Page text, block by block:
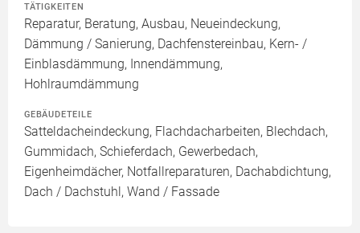
TÄTIGKEITEN
Reparatur, Beratung, Ausbau, Neueindeckung,
Dämmung / Sanierung, Dachfenstereinbau, Kern- /
Einblasdämmung, Innendämmung,
Hohlraumdämmung
GEBÄUDETEILE
Satteldacheindeckung, Flachdacharbeiten, Blechdach,
Gummidach, Schieferdach, Gewerbedach,
Eigenheimdächer, Notfallreparaturen, Dachabdichtung,
Dach / Dachstuhl, Wand / Fassade